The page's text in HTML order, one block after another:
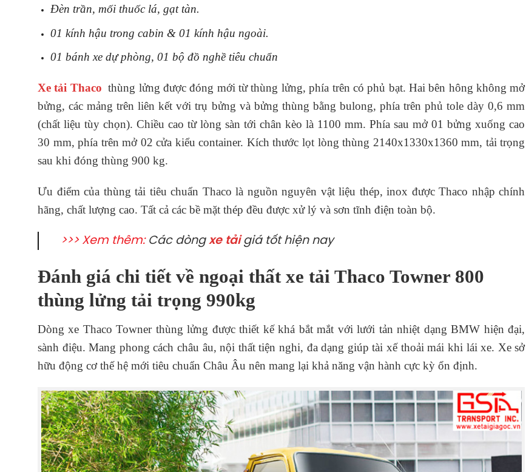
Đèn trần, mối thuốc lá, gạt tàn.
01 kính hậu trong cabin & 01 kính hậu ngoài.
01 bánh xe dự phòng, 01 bộ đồ nghề tiêu chuẩn
Xe tải Thaco thùng lửng được đóng mới từ thùng lửng, phía trên có phủ bạt. Hai bên hông không mở
bửng, các mảng trên liên kết với trụ bửng và bửng thùng bằng bulong, phía trên phủ tole dày 0,6 mm
(chất liệu tùy chọn). Chiều cao từ lòng sàn tới chân kèo là 1100 mm. Phía sau mở 01 bửng xuống cao
30 mm, phía trên mở 02 cửa kiểu container. Kích thước lọt lòng thùng 2140x1330x1360 mm, tải trọng
sau khi đóng thùng 900 kg.
Ưu điểm của thùng tải tiêu chuẩn Thaco là nguồn nguyên vật liệu thép, inox được Thaco nhập chính
hãng, chất lượng cao. Tất cả các bề mặt thép đều được xử lý và sơn tĩnh điện toàn bộ.
>>> Xem thêm:Các dòng xe tảigiá tốt hiện nay
Đánh giá chi tiết về ngoại thất xe tải Thaco Towner 800
thùng lửng tải trọng 990kg
Dòng xe Thaco Towner thùng lửng được thiết kế khá bắt mắt với lưới tản nhiệt dạng BMW hiện đại,
sành điệu. Mang phong cách châu âu, nội thất tiện nghi, đa dạng giúp tài xế thoải mái khi lái xe. Xe sở
hữu động cơ thế hệ mới tiêu chuẩn Châu Âu nên mang lại khả năng vận hành cực kỳ ổn định.